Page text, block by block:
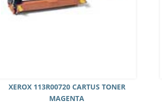
XEROX 113R00720 CARTUS TONER
MAGENTA